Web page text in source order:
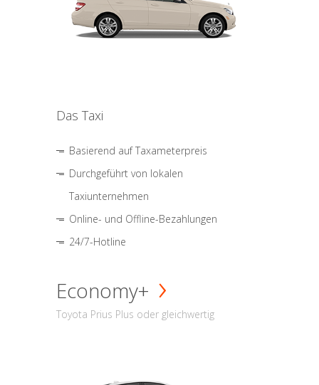
Das Taxi
Basierend auf Taxameterpreis
Durchgeführt von lokalen
Taxiunternehmen
Online- und Offline-Bezahlungen
24/7-Hotline
Economy+
Toyota Prius Plus oder gleichwertig